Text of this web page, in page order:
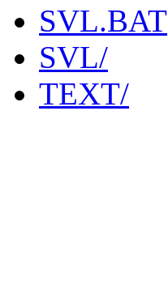
SVL.BAT
SVL/
TEXT/